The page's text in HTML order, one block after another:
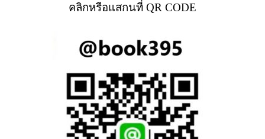
คลิกหรือแสกนที่ QR CODE